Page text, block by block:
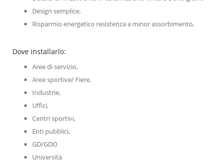
Design semplice,
Risparmio energetico resistenza a minor assorbimento,
Dove installarlo:
Aree di servizio,
Aree sportive/ Fiere,
Industrie,
Uffici,
Centri sportivi,
Enti pubblici,
GD/GDO
Università